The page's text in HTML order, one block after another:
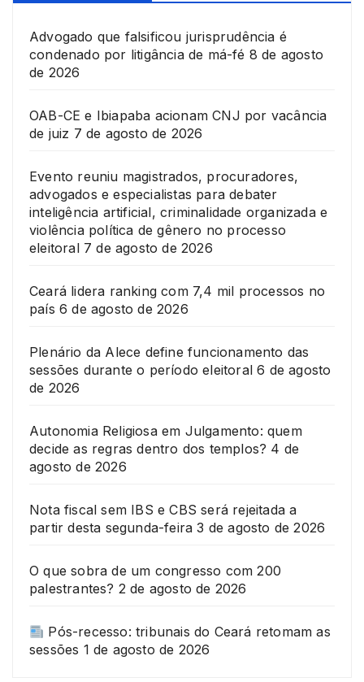
Advogado que falsificou jurisprudência é
condenado por litigância de má-fé 8 de agosto
de 2026
OAB-CE e Ibiapaba acionam CNJ por vacância
de juiz 7 de agosto de 2026
Evento reuniu magistrados, procuradores,
advogados e especialistas para debater
inteligência artificial, criminalidade organizada e
violência política de gênero no processo
eleitoral 7 de agosto de 2026
Ceará lidera ranking com 7,4 mil processos no
país 6 de agosto de 2026
Plenário da Alece define funcionamento das
sessões durante o período eleitoral 6 de agosto
de 2026
Autonomia Religiosa em Julgamento: quem
decide as regras dentro dos templos? 4 de
agosto de 2026
Nota fiscal sem IBS e CBS será rejeitada a
partir desta segunda-feira 3 de agosto de 2026
O que sobra de um congresso com 200
palestrantes? 2 de agosto de 2026
Pós-recesso: tribunais do Ceará retomam as
sessões 1 de agosto de 2026